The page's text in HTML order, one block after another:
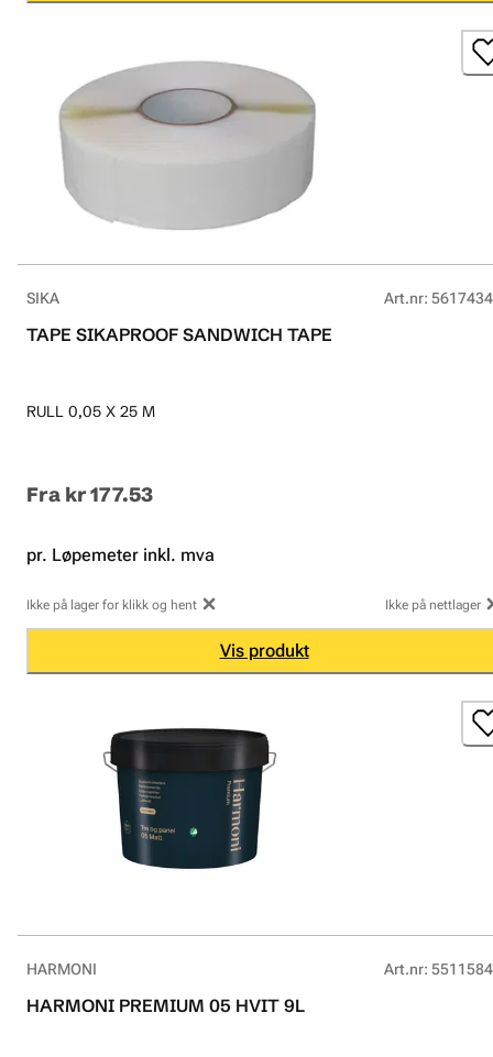
SIKA Art.nr:
TAPE SIKAPROOF SANDWICH TAPE
RULL 0,05 X 25 M
Fra kr 177.53
pr. Løpemeter inkl. mva
Ikke på lager for klikk og hent Ikke på nettlager
Vis produkt
HARMONI Art.nr:
HARMONI PREMIUM 05 HVIT 9L